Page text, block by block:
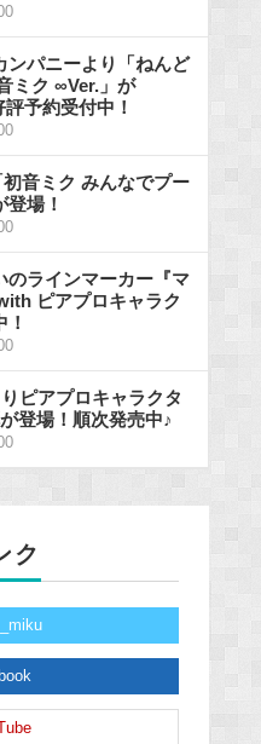
ンパニーより「ねんど
ミク ∞Ver.」が
予約受付中！
音ミク みんなでプー
場！
のラインマーカー『マ
ピアプロキャラク
ピアプロキャラクタ
登場！順次発売中♪
ク